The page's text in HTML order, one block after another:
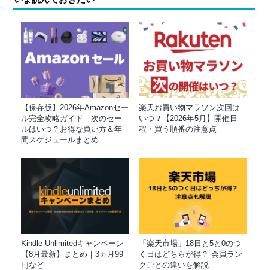
【保存版】2026年Amazonセー
ル完全攻略ガイド｜次のセー
ルはいつ？お得な買い方＆年
間スケジュールまとめ
楽天お買い物マラソン次回は
いつ？【2026年5月】開催日
程・買う順番の注意点
Kindle Unlimitedキャンペーン
【8月最新】まとめ｜3ヵ月99
円など
「楽天市場」18日と5と0のつ
く日はどちらが得？ 会員ラン
クごとの違いを解説